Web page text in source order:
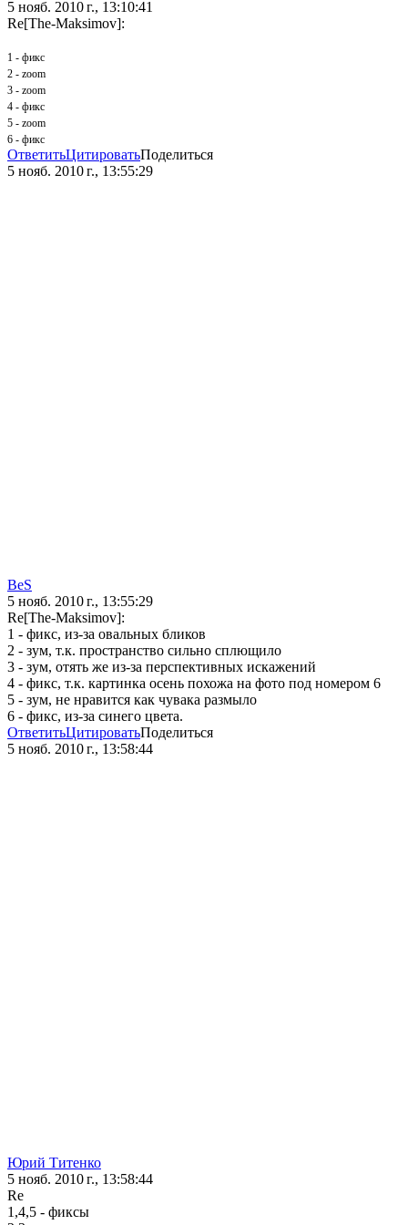
5 нояб. 2010 г., 13:10:41
Re[The-Maksimov]:
1 - фикс
2 - zoom
3 - zoom
4 - фикс
5 - zoom
6 - фикс
ОтветитьЦитироватьПоделиться
5 нояб. 2010 г., 13:55:29
BeS
5 нояб. 2010 г., 13:55:29
Re[The-Maksimov]:
1 - фикс, из-за овальных бликов
2 - зум, т.к. пространство сильно сплющило
3 - зум, отять же из-за перспективных искажений
4 - фикс, т.к. картинка осень похожа на фото под номером 6
5 - зум, не нравится как чувака размыло
6 - фикс, из-за синего цвета.
ОтветитьЦитироватьПоделиться
5 нояб. 2010 г., 13:58:44
Юрий Титенко
5 нояб. 2010 г., 13:58:44
Re
1,4,5 - фиксы